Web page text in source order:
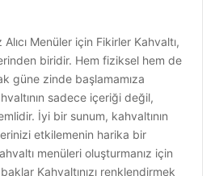
Alıcı Menüler için Fikirler Kahvaltı,
biridir. Hem fiziksel hem de
güne zinde başlamamıza
sadece içeriği değil,
İyi bir sunum, kahvaltının
etkilemenin harika bir
menüleri oluşturmanız için
Kahvaltınızı renklendirmek